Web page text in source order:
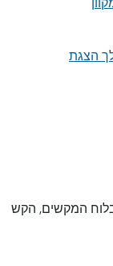
הצגת
המקשים, הקש